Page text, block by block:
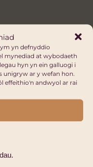
yn defnyddio
mynediad at wybodaeth
hyn yn ein galluogi i
unigryw ar y wefan hon.
effeithio'n andwyol ar rai